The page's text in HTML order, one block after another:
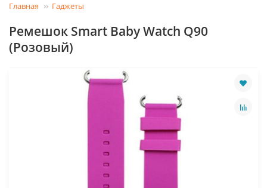
Главная Гаджеты
Ремешок Smart Baby Watch Q90
(Розовый)